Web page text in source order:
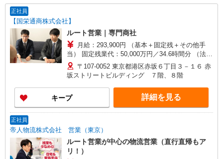
正社員
【国栄通商株式会社】
ルート営業｜専門商社
月給：293,900円 （基本＋固定残＋その他手
当） 固定残業代：50,000万円／34.6時間分 （法労
内：10時間、法労外：24.6時間） ※残業がない場
合も支給します。 ※超過分は別途支給します。
【手当】 一律作業手当（60,000万円／固定給に含
む） 通勤手当（月上限：20,000円まで） ※上限を
超える場合は、詳細を確認のうえ別途検討いたし
ます。 【昇給】 年1回 ※入社1年目以降が対象
価期間1年未満は寸志支給
〒107-0052 東京都港区赤坂６丁目３－１６ 赤
坂ストリートビルディング ７階、８階
キープ 詳細を見る
正社員
帝人物流株式会社 営業（東京）
ルート営業が中心の物流営業（直行直帰もア
リ！）